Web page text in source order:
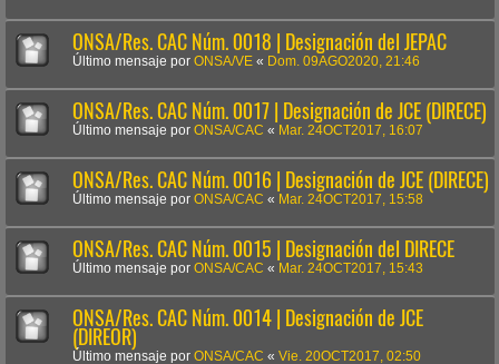
ONSA/Res. CAC Núm. 0018 | Designación del JEPAC
Último mensaje por ONSA/VE « Dom. 09AGO2020, 21:46
ONSA/Res. CAC Núm. 0017 | Designación de JCE (DIRECE)
Último mensaje por ONSA/CAC « Mar. 24OCT2017, 16:07
ONSA/Res. CAC Núm. 0016 | Designación de JCE (DIRECE)
Último mensaje por ONSA/CAC « Mar. 24OCT2017, 15:58
ONSA/Res. CAC Núm. 0015 | Designación del DIRECE
Último mensaje por ONSA/CAC « Mar. 24OCT2017, 15:43
ONSA/Res. CAC Núm. 0014 | Designación de JCE
(DIREOR)
Último mensaje por ONSA/CAC « Vie. 20OCT2017, 02:50